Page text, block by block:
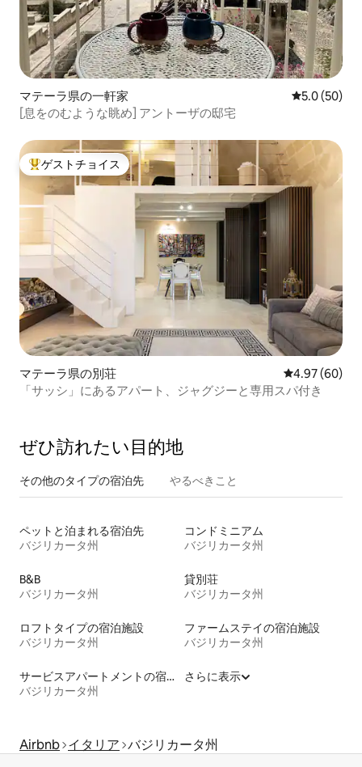
マテーラ県の一軒家 レビュー50
5.0 (50)
[息をのむような眺め] アントーザの邸宅
大好評のゲストチョイスです。
ゲストチョイス
マテーラ県の別荘 レビュー60
4.97 (60)
「サッシ」にあるアパート、ジャグジーと専用スパ付き
ぜひ訪⁠れ⁠た⁠い目⁠的⁠地
その他のタ⁠イ⁠プ⁠の宿⁠泊⁠先 やるべきこと
ペットと泊まれる宿泊先
バジリカータ州
コンドミニアム
バジリカータ州
B&B
バジリカータ州
貸別荘
バジリカータ州
ロフトタイプの宿泊施設
バジリカータ州
ファームステイの宿泊施設
バジリカータ州
サービスアパートメントの宿泊施設
バジリカータ州
さらに表示
Airbnb イタリア バジリカータ州